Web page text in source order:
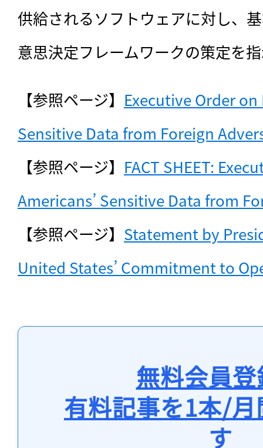
供給されるソフトウェアに対し、
意思決定フレームワークの策定を
【参照ページ】 Executive Order
Sensitive Data from Foreign
【参照ページ】 FACT SHEET:
Americans’ Sensitive Data from
【参照ページ】 Statement by
United States’ Commitment to
無料会員
有料記事を1本/
す